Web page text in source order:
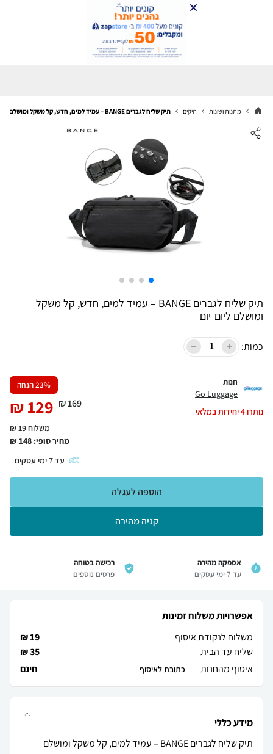
מתנות ושונות תיקים תיק שליח לגברים BANGE – עמיד למים, חדש, קל משקל ומושלם ליום‑יום
תיק שליח לגברים BANGE – עמיד למים, חדש, קל משקל
ומושלם ליום‑יום
כמות:
חנות
Go Luggage
נותרו4יחידות במלאי
23% הנחה
169
₪
129
₪
משלוח 19 ₪
מחיר סופי: 148
₪
עד7ימי עסקים
קניה מהירה
הוספה לעגלה
אספקה מהירה
עד 7 ימי עסקים
רכישה בטוחה
פרטים נוספים
אפשרויות משלוח זמינות
משלוח לנקודת איסוף
19 ₪
שליח עד הבית
35 ₪
איסוף מהחנות
חינם כתובת לאיסוף
מידע כללי
תיק שליח לגברים BANGE – עמיד למים, קל משקל ומושלם